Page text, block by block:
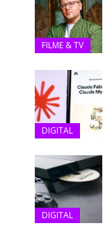
FILME & TV
DIGITAL
DIGITAL